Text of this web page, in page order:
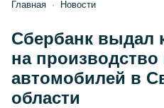
Главная Новости
Сбербанк выдал
на
автомобилей в
области